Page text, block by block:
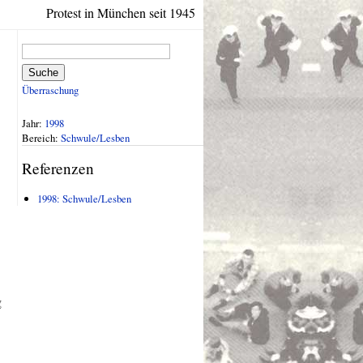
Protest in München seit 1945
Suche
Überraschung
Jahr: 1998
Bereich: Schwule/Lesben
Referenzen
1998: Schwule/Lesben